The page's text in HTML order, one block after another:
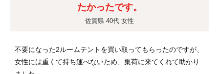
たかったです。
佐賀県 40代 女性
不要になった2ルームテントを買い取ってもらったのですが、
女性には重くて持ち運べないため、集荷に来てくれて助かり